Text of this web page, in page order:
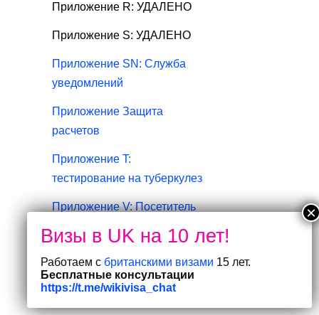
Приложение R: УДАЛЕНО
Приложение S: УДАЛЕНО
Приложение SN: Служба
уведомлений
Приложение Защита
расчетов
Приложение T:
тестирование на туберкулез
Приложение V: Посетитель
Приложение Посетитель:
деятельности
Работаем с британскими визами 15 лет.
Бесплатные консультации
https://t.me/wikivisa_chat